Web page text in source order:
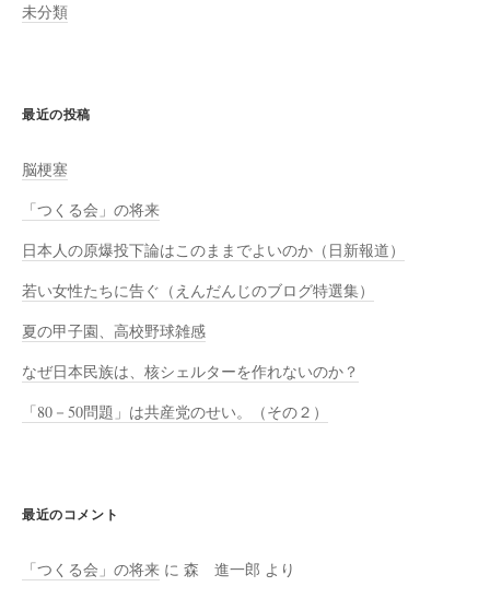
未分類
最近の投稿
脳梗塞
「つくる会」の将来
日本人の原爆投下論はこのままでよいのか（日新報道）
若い女性たちに告ぐ（えんだんじのブログ特選集）
夏の甲子園、高校野球雑感
なぜ日本民族は、核シェルターを作れないのか？
「80－50問題」は共産党のせい。（その２）
最近のコメント
「つくる会」の将来 に 森 進一郎 より